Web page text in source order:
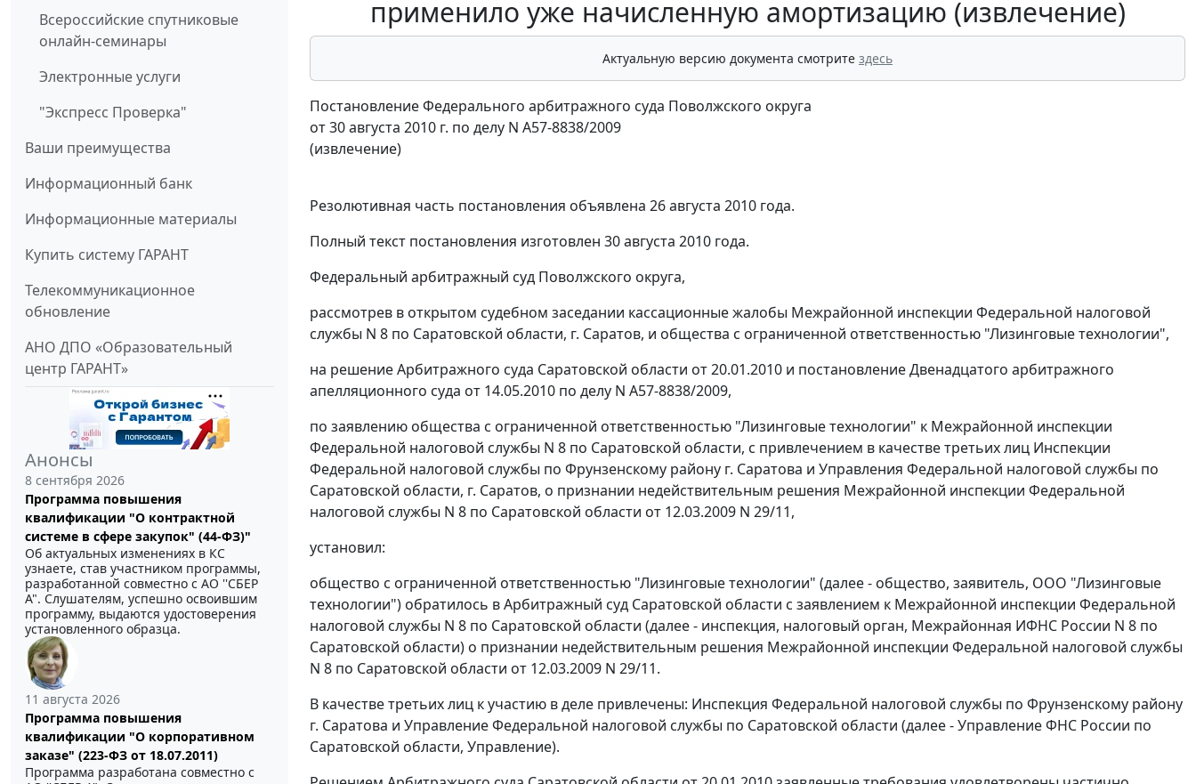
Всероссийские спутниковые
онлайн-семинары
Электронные услуги
"Экспресс Проверка"
Ваши преимущества
Информационный банк
Информационные материалы
Купить систему ГАРАНТ
Телекоммуникационное
обновление
АНО ДПО «Образовательный
центр ГАРАНТ»
Анонсы
8 сентября 2026
Программа повышения
квалификации "О контрактной
системе в сфере закупок" (44-ФЗ)"
Об актуальных изменениях в КС
узнаете, став участником программы,
разработанной совместно с АО ''СБЕР
А". Слушателям, успешно освоившим
программу, выдаются удостоверения
установленного образца.
11 августа 2026
Программа повышения
квалификации "О корпоративном
заказе" (223-ФЗ от 18.07.2011)
Программа разработана совместно с
применило уже начисленную амортизацию (извлечение)
Актуальную версию документа смотрите здесь
Постановление Федерального арбитражного суда Поволжского округа
от 30 августа 2010 г. по делу N А57-8838/2009
(извлечение)
Резолютивная часть постановления объявлена 26 августа 2010 года.
Полный текст постановления изготовлен 30 августа 2010 года.
Федеральный арбитражный суд Поволжского округа,
рассмотрев в открытом судебном заседании кассационные жалобы Межрайонной инспекции Федеральной налоговой
службы N 8 по Саратовской области, г. Саратов, и общества с ограниченной ответственностью "Лизинговые технологии",
на решение Арбитражного суда Саратовской области от 20.01.2010 и постановление Двенадцатого арбитражного
апелляционного суда от 14.05.2010 по делу N А57-8838/2009,
по заявлению общества с ограниченной ответственностью "Лизинговые технологии" к Межрайонной инспекции
Федеральной налоговой службы N 8 по Саратовской области, с привлечением в качестве третьих лиц Инспекции
Федеральной налоговой службы по Фрунзенскому району г. Саратова и Управления Федеральной налоговой службы по
Саратовской области, г. Саратов, о признании недействительным решения Межрайонной инспекции Федеральной
налоговой службы N 8 по Саратовской области от 12.03.2009 N 29/11,
установил:
общество с ограниченной ответственностью "Лизинговые технологии" (далее - общество, заявитель, ООО "Лизинговые
технологии") обратилось в Арбитражный суд Саратовской области с заявлением к Межрайонной инспекции Федеральной
налоговой службы N 8 по Саратовской области (далее - инспекция, налоговый орган, Межрайонная ИФНС России N 8 по
Саратовской области) о признании недействительным решения Межрайонной инспекции Федеральной налоговой службы
N 8 по Саратовской области от 12.03.2009 N 29/11.
В качестве третьих лиц к участию в деле привлечены: Инспекция Федеральной налоговой службы по Фрунзенскому району
г. Саратова и Управление Федеральной налоговой службы по Саратовской области (далее - Управление ФНС России по
Саратовской области, Управление).